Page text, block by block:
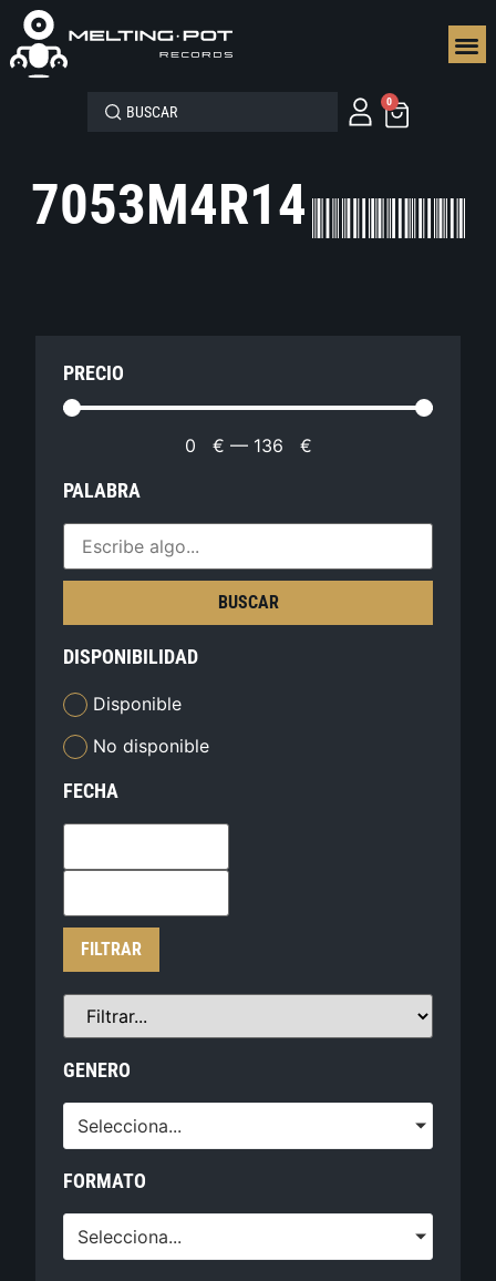
0
7053M4R14
PRECIO
0 € — 136 €
PALABRA
BUSCAR
DISPONIBILIDAD
Disponible
No disponible
FECHA
FILTRAR
GENERO
Selecciona...
FORMATO
Selecciona...